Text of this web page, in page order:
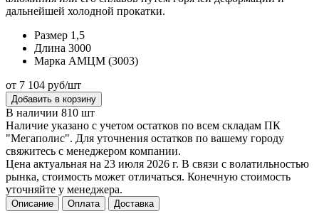
дальнейшей холодной прокатки.
Размер 1,5
Длина 3000
Марка АМЦМ (3003)
от 7 104 руб/шт
Добавить в корзину
В наличии 810 шт
Наличие указано с учетом остатков по всем складам ПК
"Мегаполис". Для уточнения остатков по вашему городу
свяжитесь с менеджером компании.
Цена актуальная на 23 июля 2026 г. В связи с волатильностью
рынка, стоимость может отличаться. Конечную стоимость
уточняйте у менеджера.
Описание Оплата Доставка